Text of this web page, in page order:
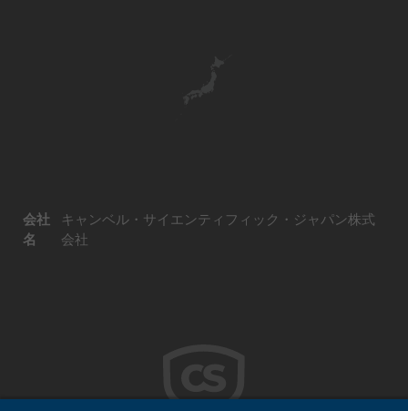
会社
名
キャンベル・サイエンティフィック・ジャパン株式
会社